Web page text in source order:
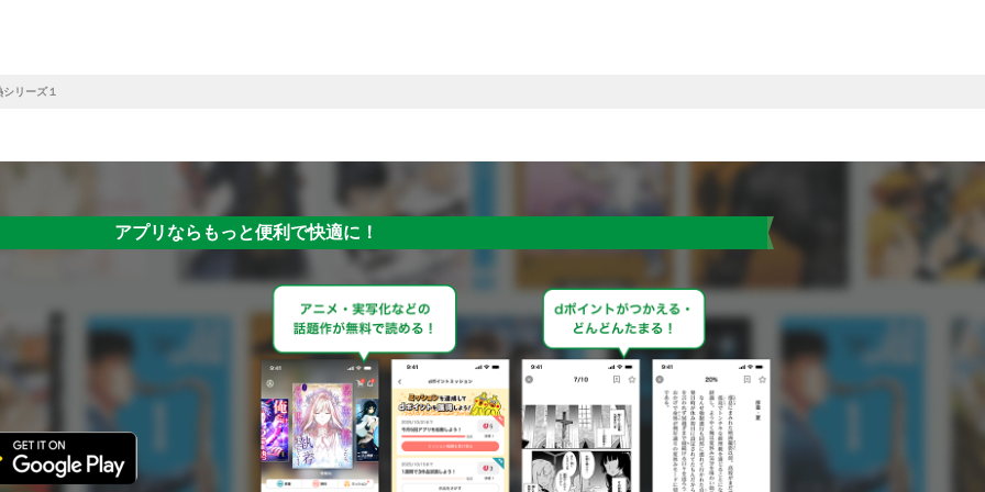
リーズ１
アプリならもっと便利で快適に！